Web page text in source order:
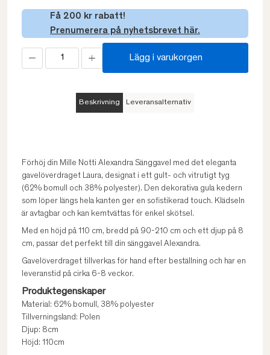
Få 200 kr rabatt!
Prenumerera på nyhetsbrevet här.
Lägg i varukorgen
Beskrivning Leveransalternativ
Förhöj din Mille Notti Alexandra Sänggavel med det eleganta
gavelöverdraget Laura, designat i ett gult- och vitrutigt tyg
(62% bomull och 38% polyester). Den dekorativa gula kedern
som löper längs hela kanten ger en sofistikerad touch. Klädseln
är avtagbar och kan kemtvättas för enkel skötsel.
Med en höjd på 110 cm, bredd på 90-210 cm och ett djup på 8
cm, passar det perfekt till din sänggavel Alexandra.
Gavelöverdraget tillverkas för hand efter beställning och har en
leveranstid på cirka 6-8 veckor.
Produktegenskaper
Material: 62% bomull, 38% polyester
Tillverningsland: Polen
Djup: 8cm
Höjd: 110cm